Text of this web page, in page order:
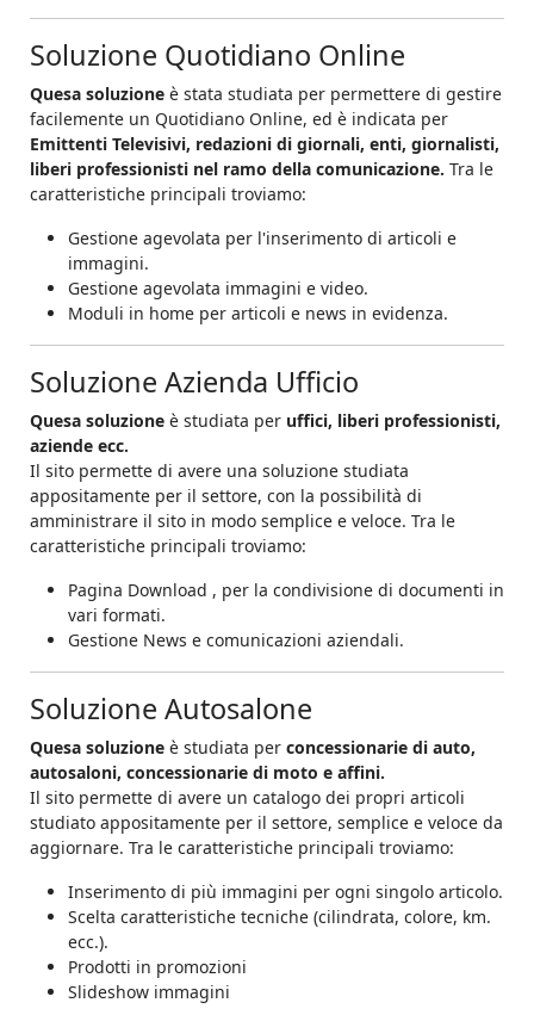
Soluzione Quotidiano Online
Quesa soluzione è stata studiata per permettere di gestire
facilemente un Quotidiano Online, ed è indicata per
Emittenti Televisivi, redazioni di giornali, enti, giornalisti,
liberi professionisti nel ramo della comunicazione. Tra le
caratteristiche principali troviamo:
Gestione agevolata per l'inserimento di articoli e
immagini.
Gestione agevolata immagini e video.
Moduli in home per articoli e news in evidenza.
Soluzione Azienda Ufficio
Quesa soluzione è studiata per uffici, liberi professionisti,
aziende ecc.
Il sito permette di avere una soluzione studiata
appositamente per il settore, con la possibilità di
amministrare il sito in modo semplice e veloce. Tra le
caratteristiche principali troviamo:
Pagina Download , per la condivisione di documenti in
vari formati.
Gestione News e comunicazioni aziendali.
Soluzione Autosalone
Quesa soluzione è studiata per concessionarie di auto,
autosaloni, concessionarie di moto e affini.
Il sito permette di avere un catalogo dei propri articoli
studiato appositamente per il settore, semplice e veloce da
aggiornare. Tra le caratteristiche principali troviamo:
Inserimento di più immagini per ogni singolo articolo.
Scelta caratteristiche tecniche (cilindrata, colore, km.
ecc.).
Prodotti in promozioni
Slideshow immagini